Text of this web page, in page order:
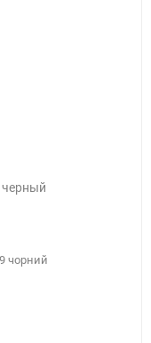
черный
чорний